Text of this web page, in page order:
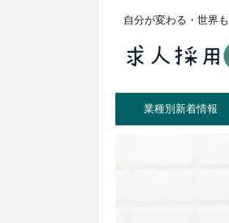
自分が変わる・世界
業種別新着情報